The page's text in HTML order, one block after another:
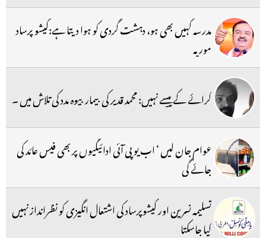
مدرسہ کہیں بھی ہو، دہشت گردی کو ہوا دیتا ہے:کیشو پرساد
موریہ
کرائے کے پیسے نہیں: محمد قدیر کی بیمار بیوہ مدد کی تلاش میں ۔
عوام جان لیں ‘ اب یو پی آئی ادائیگیوں پر بھی فیس عائد کی
جائے گی
تسلیمہ نسرین اور کیشوپرساد کی اشتعال انگیزی کو نظرانداز نہیں
کیا جاسکتا